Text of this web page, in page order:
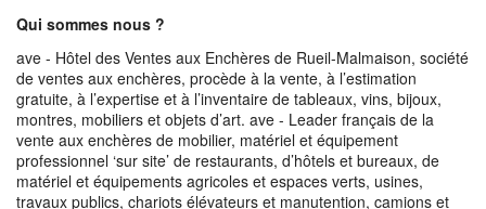
Qui sommes nous ?
ave - Hôtel des Ventes aux Enchères de Rueil-Malmaison, société
de ventes aux enchères, procède à la vente, à l’estimation
gratuite, à l’expertise et à l’inventaire de tableaux, vins, bijoux,
montres, mobiliers et objets d’art. ave - Leader français de la
vente aux enchères de mobilier, matériel et équipement
professionnel ‘sur site’ de restaurants, d’hôtels et bureaux, de
matériel et équipements agricoles et espaces verts, usines,
travaux publics, chariots élévateurs et manutention, camions et